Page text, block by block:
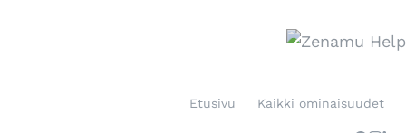
Etusivu Kaikki ominaisuudet